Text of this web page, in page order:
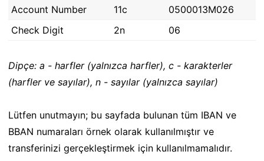
Account Number
11c
0500013M026
Check Digit
2n 06
Dipçe: a - harfler (yalnızca harfler), c - karakterler
(harfler ve sayılar), n - sayılar (yalnızca sayılar)
Lütfen unutmayın; bu sayfada bulunan tüm IBAN ve
BBAN numaraları örnek olarak kullanılmıştır ve
transferinizi gerçekleştirmek için kullanılmamalıdır.